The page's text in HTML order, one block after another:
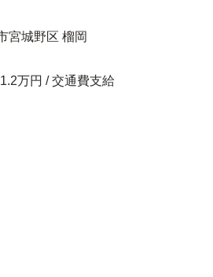
宮城野区 榴岡
万円 / 交通費支給